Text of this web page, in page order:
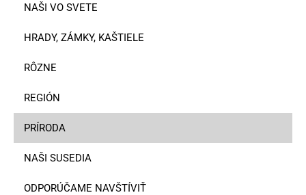
NAŠI VO SVETE
HRADY, ZÁMKY, KAŠTIELE
RÔZNE
REGIÓN
PRÍRODA
NAŠI SUSEDIA
ODPORÚČAME NAVŠTÍVIŤ